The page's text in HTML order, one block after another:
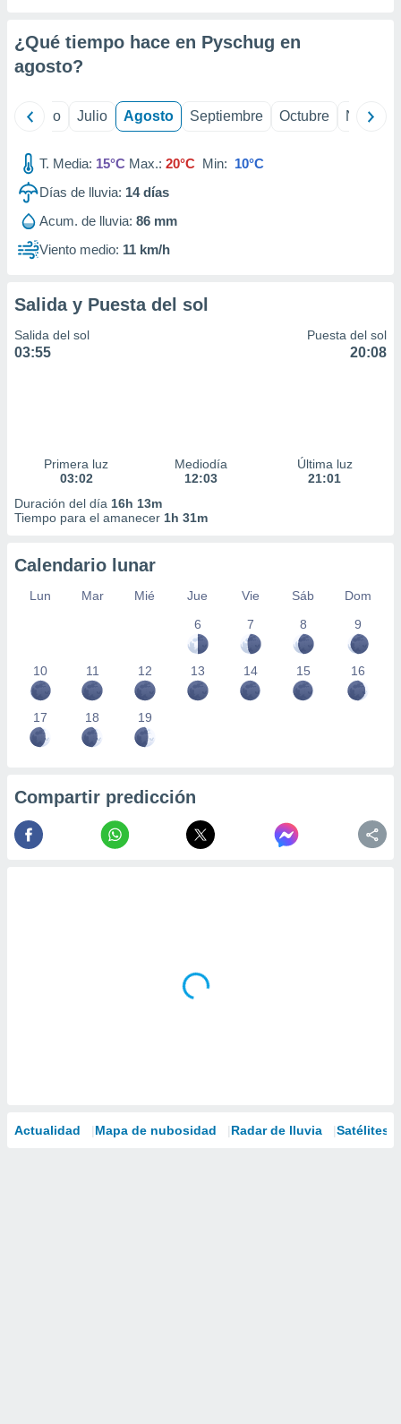
e
de
¿Qué tiempo hace en Pyschug en
agosto?
Junio Julio Agosto Septiembre Octubre
T. Media: 15°C Max.: 20°C Min: 10°C
Días de lluvia: 14días
Acum. de lluvia: 86 mm
Viento medio: 11 km/h
Salida y Puesta del sol
Salida del sol
03:55
Puesta del sol
20:08
Primera luz
03:02
Mediodía
12:03
Última luz
21:01
Duración del día 16h 13m
Tiempo para el amanecer 1h 31m
Calendario lunar
Lun Mar Mié Jue Vie Sáb
Dom
6
7 8 9
10 11 12 13 14 15 16
17 18 19
Compartir predicción
Actualidad Mapa de nubosidad Radar de lluvia Satélites